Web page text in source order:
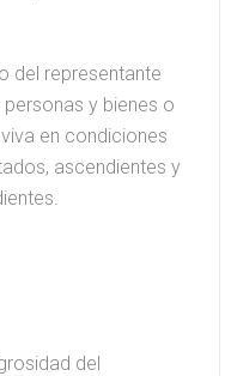
del representante
y bienes o
en condiciones
ascendientes y
del